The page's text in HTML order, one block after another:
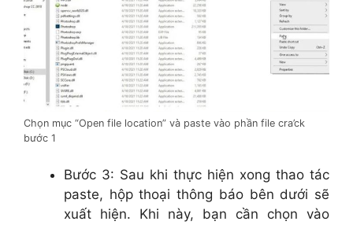
Chọn mục “Open file location” và paste vào phần file cra’ck
bước 1
Bước 3: Sau khi thực hiện xong thao tác
paste, hộp thoại thông báo bên dưới sẽ
xuất hiện. Khi này, bạn cần chọn vào